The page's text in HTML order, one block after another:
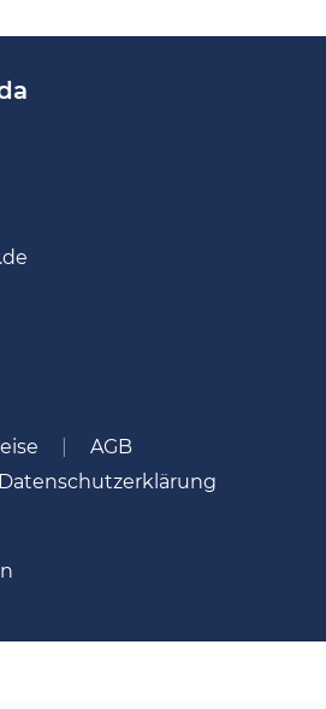
AGB
Datenschutzerklärung